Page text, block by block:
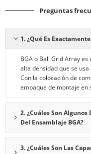
Preguntas
1. ¿Qué Es
BGA o Ball Grid Array es
alta densidad que se
Con la colocación de
empaque de montaje en
2. ¿Cuáles Son
Del Ensamblaje BGA?
3. ¿Cuáles Son Las